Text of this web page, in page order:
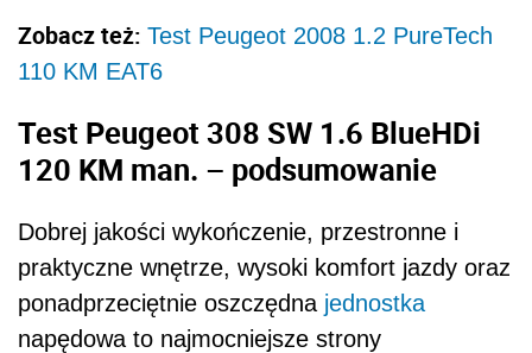
Zobacz też: Test Peugeot 2008 1.2 PureTech
110 KM EAT6
Test Peugeot 308 SW 1.6 BlueHDi
120 KM man. – podsumowanie
Dobrej jakości wykończenie, przestronne i
praktyczne wnętrze, wysoki komfort jazdy oraz
ponadprzeciętnie oszczędna jednostka
napędowa to najmocniejsze strony